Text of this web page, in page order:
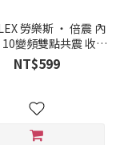
勞樂斯 ‧ 倍震 內
變頻雙點共震 收腰
按摩器 - 可手機APP
具兩種操控模式﹞
NT$599